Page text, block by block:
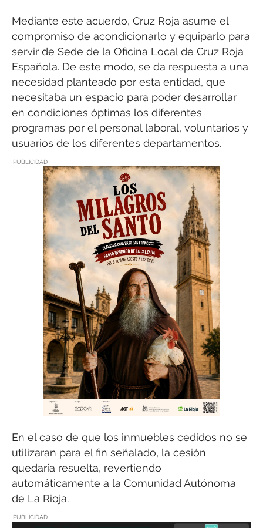
Mediante este acuerdo, Cruz Roja asume el
compromiso de acondicionarlo y equiparlo para
servir de Sede de la Oficina Local de Cruz Roja
Española. De este modo, se da respuesta a una
necesidad planteado por esta entidad, que
necesitaba un espacio para poder desarrollar
en condiciones óptimas los diferentes
programas por el personal laboral, voluntarios y
usuarios de los diferentes departamentos.
PUBLICIDAD
En el caso de que los inmuebles cedidos no se
utilizaran para el fin señalado, la cesión
quedaría resuelta, revertiendo
automáticamente a la Comunidad Autónoma
de La Rioja.
PUBLICIDAD